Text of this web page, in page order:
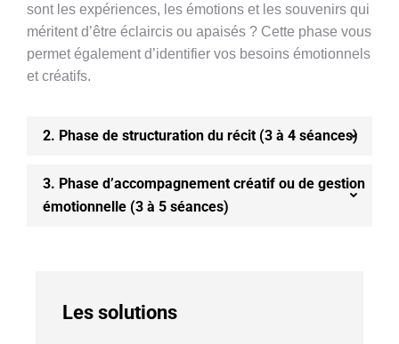
sont les expériences, les émotions et les souvenirs qui
méritent d’être éclaircis ou apaisés ? Cette phase vous
permet également d’identifier vos besoins émotionnels
et créatifs.
2. Phase de structuration du récit (3 à 4 séances)
3. Phase d’accompagnement créatif ou de gestion
émotionnelle (3 à 5 séances)
Les solutions